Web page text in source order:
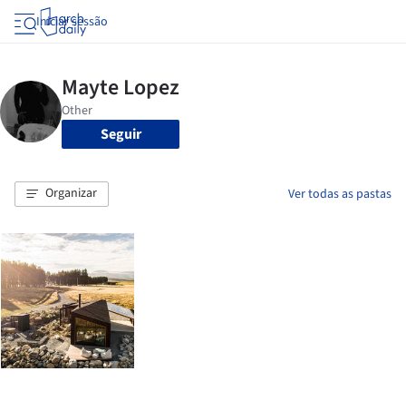
Iniciar sessão
Seguir
Organizar Ver todas as pastas